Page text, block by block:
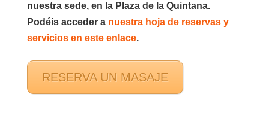
nuestra sede, en la Plaza de la Quintana.
Podéis acceder a nuestra hoja de reservas y
servicios en este enlace.
RESERVA UN MASAJE